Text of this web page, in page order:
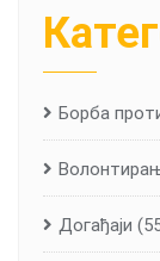
Борба
Догађаји